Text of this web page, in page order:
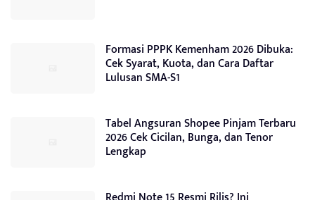
Formasi PPPK Kemenham 2026 Dibuka:
Cek Syarat, Kuota, dan Cara Daftar
Lulusan SMA-S1
Tabel Angsuran Shopee Pinjam Terbaru
2026 Cek Cicilan, Bunga, dan Tenor
Lengkap